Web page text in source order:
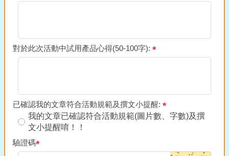
對於此次活動中試用產品心得(50-100字):
已確認我的文章符合活動規範及撰文小提醒:
我的文章已確認符合活動規範(圖片數、字數)及撰
文小提醒唷！！
驗證碼